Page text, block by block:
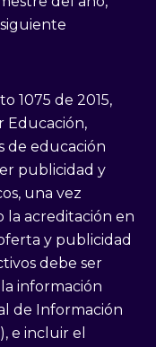
1075 de 2015,
Educación,
de educación
publicidad y
una vez
la acreditación en
y publicidad
debe ser
información
de Información
e incluir el